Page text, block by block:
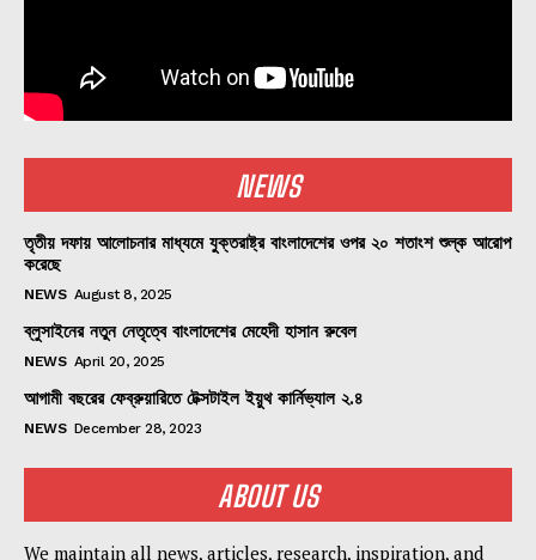
NEWS
তৃতীয় দফায় আলোচনার মাধ্যমে যুক্তরাষ্ট্র বাংলাদেশের ওপর ২০ শতাংশ শুল্ক আরোপ
করেছে
NEWS August 8, 2025
ব্লুসাইনের নতুন নেতৃত্বে বাংলাদেশের মেহেদী হাসান রুবেল
NEWS April 20, 2025
আগামী বছরের ফেব্রুয়ারিতে টেক্সটাইল ইয়ুথ কার্নিভ্যাল ২.৪
NEWS December 28, 2023
ABOUT US
We maintain all news, articles, research, inspiration, and